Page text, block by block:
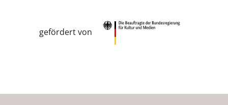
gefördert von